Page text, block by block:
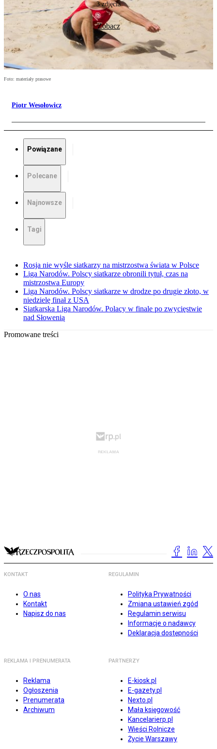
3 zdjęcia
Zobacz
Foto: materiały prasowe
Piotr Wesołowicz
Powiązane
Polecane
Najnowsze
Tagi
Rosja nie wyśle siatkarzy na mistrzostwa świata w Polsce
Liga Narodów. Polscy siatkarze obronili tytuł, czas na
mistrzostwa Europy
Liga Narodów. Polscy siatkarze w drodze po drugie złoto, w
niedzielę finał z USA
Siatkarska Liga Narodów. Polacy w finale po zwycięstwie
nad Słowenią
Promowane treści
KONTAKT
O nas
Kontakt
Napisz do nas
REGULAMIN
Polityka Prywatności
Zmiana ustawień zgód
Regulamin serwisu
Informacje o nadawcy
Deklaracja dostępności
REKLAMA I PRENUMERATA
Reklama
Ogłoszenia
Prenumerata
Archiwum
PARTNERZY
E-kiosk.pl
E-gazety.pl
Nexto.pl
Mała księgowość
Kancelarierp.pl
Wieści Rolnicze
Życie Warszawy